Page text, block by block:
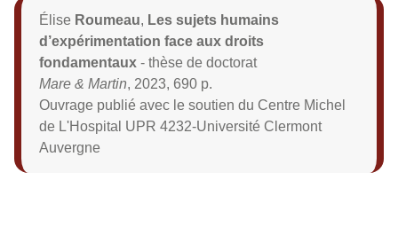
Élise Roumeau, Les sujets humains
d’expérimentation face aux droits
fondamentaux - thèse de doctorat
Mare & Martin, 2023, 690 p.
Ouvrage publié avec le soutien du Centre Michel
de L'Hospital UPR 4232-Université Clermont
Auvergne